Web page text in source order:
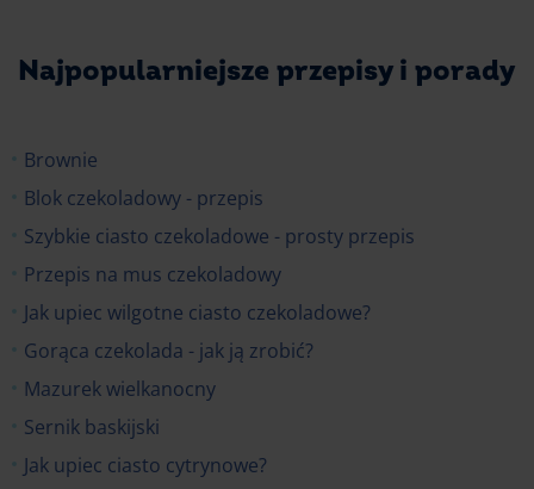
Najpopularniejsze przepisy i porady
Brownie
Blok czekoladowy - przepis
Szybkie ciasto czekoladowe - prosty przepis
Przepis na mus czekoladowy
Jak upiec wilgotne ciasto czekoladowe?
Gorąca czekolada - jak ją zrobić?
Mazurek wielkanocny
Sernik baskijski
Jak upiec ciasto cytrynowe?